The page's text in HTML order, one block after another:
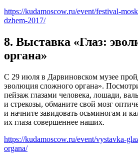
https://kudamoscow.ru/event/festival-
dzhem-2017/
8. Выставка «Глаз:
органа»
С 29 июля в Дарвиновском музее
эволюция сложного органа».
пейзаж глазами человека, лошади,
и стрекозы, обманите свой мозг
и начните завидовать осьминогам и
их глаза совершеннее наших.
https://kudamoscow.ru/event/vystavka-
organa/